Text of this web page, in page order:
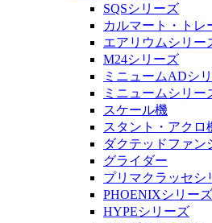
SQSシリーズ
カルマート・トレ
エアリウムシリー
M24シリーズ
ミニュームADシ
ミニュームシリー
スケール機
スタント・アクロ
ダクテッドファン
グライダー
プリマクラッセシ
PHOENIXシリーズ
HYPEシリーズ